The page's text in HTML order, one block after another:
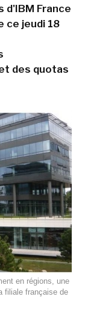
d'IBM France
ce jeudi 18
des quotas
en régions, une
filiale française de